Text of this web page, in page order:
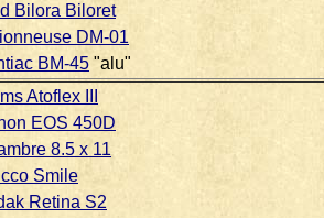
Bilora Biloret
DM-01
BM-45 "alu"
Atoflex III
EOS 450D
8.5 x 11
Smile
Retina S2